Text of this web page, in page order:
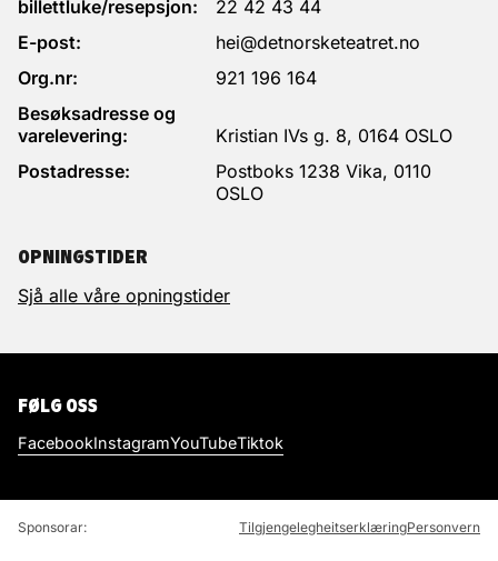
billettluke/resepsjon:
22 42 43 44
E-post:
hei@detnorsketeatret.no
Org.nr:
921 196 164
Besøksadresse og
varelevering:
Kristian IVs g. 8, 0164 OSLO
Postadresse:
Postboks 1238 Vika, 0110
OSLO
OPNINGSTIDER
Sjå alle våre opningstider
FØLG OSS
FacebookInstagramYouTubeTiktok
Sponsorar: TilgjengelegheitserklæringPersonvern